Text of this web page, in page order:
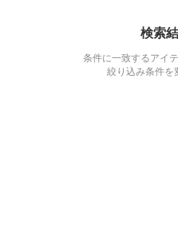
検索
条件に一致するアイ
絞り込み条件を